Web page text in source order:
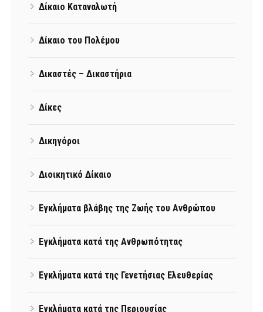
Δίκαιο Καταναλωτή
Δίκαιο του Πολέμου
Δικαστές – Δικαστήρια
Δίκες
Δικηγόροι
Διοικητικό Δίκαιο
Εγκλήματα βλάβης της Ζωής του Ανθρώπου
Εγκλήματα κατά της Ανθρωπότητας
Εγκλήματα κατά της Γενετήσιας Ελευθερίας
Εγκλήματα κατά της Περιουσίας